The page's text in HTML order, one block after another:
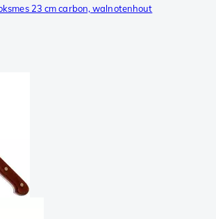
23 cm carbon, walnotenhout